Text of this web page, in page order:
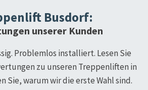
Busdorf:
unserer Kunden
Problemlos installiert. Lesen Sie
zu unseren Treppenliften in
Sie, warum wir die erste Wahl sind.